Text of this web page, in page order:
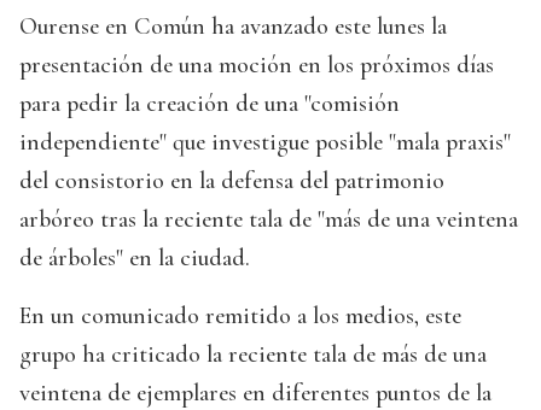
Ourense en Común ha avanzado este lunes la
presentación de una moción en los próximos días
para pedir la creación de una "comisión
independiente" que investigue posible "mala praxis"
del consistorio en la defensa del patrimonio
arbóreo tras la reciente tala de "más de una veintena
de árboles" en la ciudad.
En un comunicado remitido a los medios, este
grupo ha criticado la reciente tala de más de una
veintena de ejemplares en diferentes puntos de la